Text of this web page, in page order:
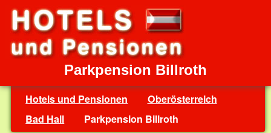
Parkpension Billroth
Hotels und Pensionen
Oberösterreich
Bad Hall
Parkpension Billroth